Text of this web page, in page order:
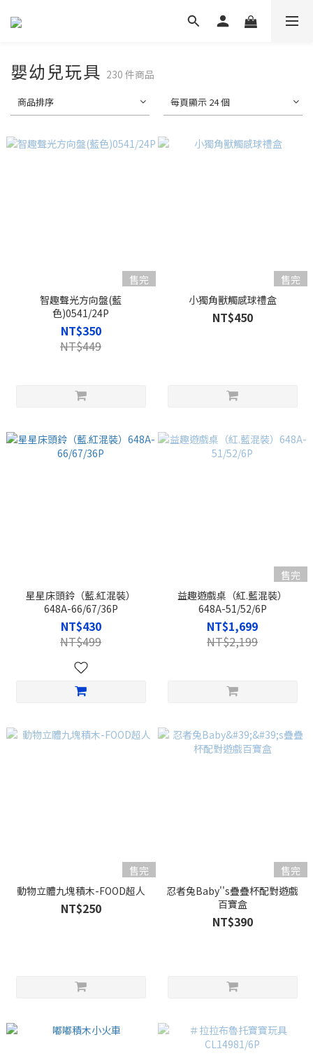
嬰幼兒玩具 230 件商品
商品排序 每頁顯示 24 個
售完
智趣聲光方向盤(藍
色)0541/24P
NT$350
NT$449
售完
小獨角獸觸感球禮盒
NT$450
星星床頭鈴（藍.紅混裝）
648A-66/67/36P
NT$430
NT$499
售完
益趣遊戲桌（紅.藍混裝）
648A-51/52/6P
NT$1,699
NT$2,199
售完
動物立體九塊積木-FOOD超人
NT$250
售完
忍者兔Baby''s疊疊杯配對遊戲
百寶盒
NT$390